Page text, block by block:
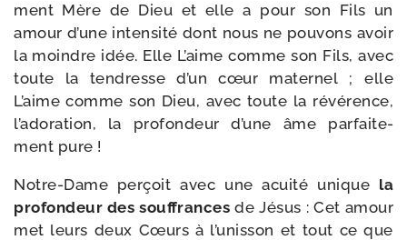
ment Mère de Dieu et elle a pour son Fils un
amour d’une inten­si­té dont nous ne pou­vons avoir
la moindre idée. Elle L’aime comme son Fils, avec
toute la ten­dresse d’un cœur mater­nel ; elle
L’aime comme son Dieu, avec toute la révé­rence,
l’adoration, la pro­fon­deur d’une âme par­fai­te­
ment pure !
Notre-​Dame per­çoit avec une acui­té unique la
pro­fon­deur des souf­frances de Jésus : Cet amour
met leurs deux Cœurs à l’unisson et tout ce que